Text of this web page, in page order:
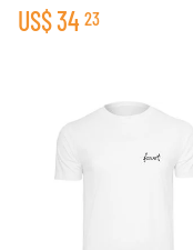
US$34 23